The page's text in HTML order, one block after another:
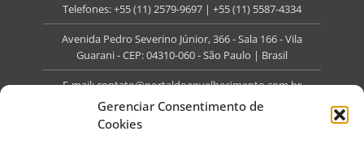
Gerenciar Consentimento de
Cookies
Telefones:+55 (11) 2579-9697 | +55 (11) 5587-4334
Avenida Pedro Severino Júnior, 366 - Sala 166 - Vila
Guarani - CEP: 04310-060 - São Paulo | Brasil
E-mail:contato@portaldoenvelhecimento.com.br
Website:portaldoenvelhecimento.com.br